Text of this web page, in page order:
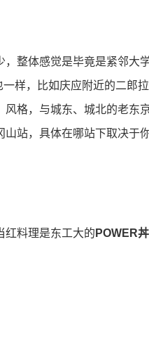
，整体感觉是毕竟是紧邻
样，⽐如庆应附近的⼆郎
⻛格，与城东、城北的⽼东
⼭站，具体在哪站下取决于
红料理是东工大的 POWER丼